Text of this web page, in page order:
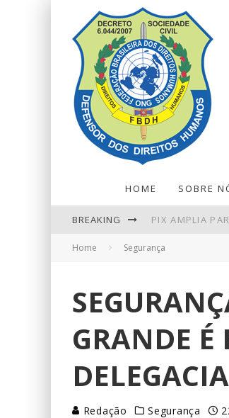
HOME SOBRE
BREAKING
PIX AMPLIA
LEILÕES DE
ENTENDA O
Home Segurança
GRANDE É
Redação Segurança